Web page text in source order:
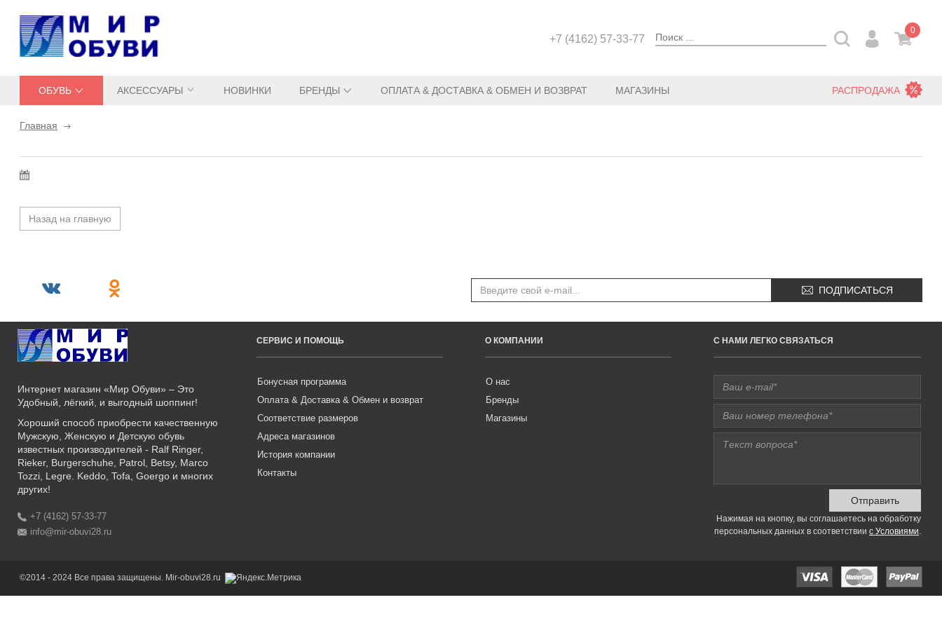
+7 (4162) 57-33-77
0
ОБУВЬ АКСЕССУАРЫ НОВИНКИ БРЕНДЫ ОПЛАТА & ДОСТАВКА & ОБМЕН И ВОЗВРАТ МАГАЗИНЫ РАСПРОДАЖА
Главная
Назад на главную
ПОДПИСАТЬСЯ
Интернет магазин «Мир Обуви» – Это
Удобный, лёгкий, и выгодный шоппинг!
Хороший способ приобрести качественную
Мужскую, Женскую и Детскую обувь
известных производителей - Ralf Ringer,
Rieker, Burgerschuhe, Patrol, Betsy, Marco
Tozzi, Legre. Keddo, Tofa, Goergo и многих
других!
+7 (4162) 57-33-77
info@mir-obuvi28.ru
СЕРВИС И ПОМОЩЬ
Бонусная программа
Оплата & Доставка & Обмен и возврат
Соответствие размеров
Адреса магазинов
История компании
Контакты
О КОМПАНИИ
О нас
Бренды
Магазины
C НАМИ ЛЕГКО СВЯЗАТЬСЯ
Отправить
Нажимая на кнопку, вы соглашаетесь на обработку
персональных данных в соответствии с Условиями.
©2014 - 2024 Все права защищены. Mir-obuvi28.ru